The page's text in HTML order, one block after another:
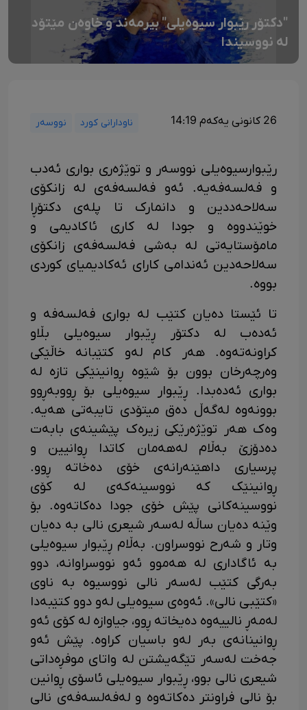
"دکتۆر رێبوار سیوەیلی" بیرمەند و خاوەن مێتۆد
لە نووسیندا
26 کانونی یەکەم 14:19 ناودارانی کورد نووسەر
رێبوارسیوەیلی نووسەر و توێژەری بواری ئەدب
و فەلسەفەیە. ئەو فەلسەفەی لە زانکۆی
سەلاحەددین و دانمارک تا پلەی دکتۆڕا
خوێندووە و جودا لە کاری ئاکادیمی و
مامۆستایەتی لە بەشی فەلسەفەی زانکۆی
سەلاحەدین ئەندامی کارای ئەکادیمیای کوردی
بووە.
تا ئێستا دەیان کتێب لە بواری فەلسەفە و
ئەدەب لە دکتۆر ڕێبوار سیوەیلی بڵاو
کراونەتەوە. هەر کام لەو کتێبانە خاڵێکی
وەرچەرخان بوون بۆ شێوە ڕوانینێکی تازە لە
بواری ئەدەبدا. ڕێبوار سیوەیلی بۆ ڕووبەڕوو
بوونەوە لەگەڵ دەق میتۆدی تایبەتی هەیە.
وەک هەر توێژەرێکی زیرەک پێشینەی بابەت
دەدۆزێ بەڵام لەهەمان کاتدا ڕوانیین و
پرسیاری داهێنەرانەی خۆی دەخاتە ڕوو.
ڕوانینێک کە نووسینەکەی لە کۆی
نووسینەکانی پێش خۆی جودا دەکاتەوە. بۆ
وێنە دەیان ساڵە لەسەر شيعری نالی بە دەیان
وتار و شەرح نووسراون. بەڵام ڕێبوار سیوەیلی
بە ئاگاداری لە هەموو ئەو نووسراوانە، دوو
بەرگی کتێب لەسەر نالی نووسیوە بە ناوی
«کتێبی نالی». ئەوەی سیوەیلی لەو دوو کتێبەدا
لەمەڕ نالییەوە دەیخاتە ڕوو، جیاوازە لە کۆی ئەو
ڕوانینانەی بەر لەو باسیان کراوە. پێش ئەو
جەخت لەسەر تێگەیشتن لە واتای موفڕەداتی
شیعری نالی بوو، ڕێبوار سیوەیلی ئاسۆی ڕوانین
بۆ نالی فراونتر دەکاتەوە و لەفەلسەفەی نالی